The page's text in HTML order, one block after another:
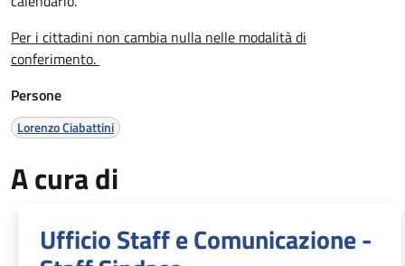
Per i cittadini non cambia nulla nelle modalità di
conferimento.
Persone
Lorenzo Ciabattini
A cura di
Ufficio Staff e Comunicazione -